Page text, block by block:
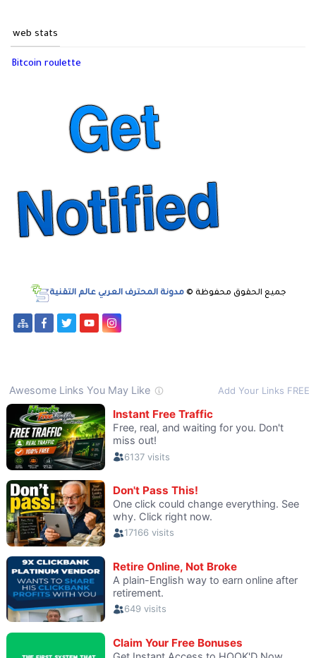
web stats
Bitcoin roulette
جميع الحقوق محفوظة © مدونة المحترف العربي عالم التقنية